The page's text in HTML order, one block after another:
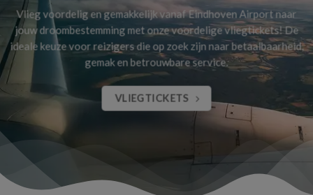
Vlieg voordelig en gemakkelijk vanaf Eindhoven Airport naar
jouw droombestemming met onze voordelige vliegtickets! De
ideale keuze voor reizigers die op zoek zijn naar betaalbaarheid,
gemak en betrouwbare service.
VLIEGTICKETS